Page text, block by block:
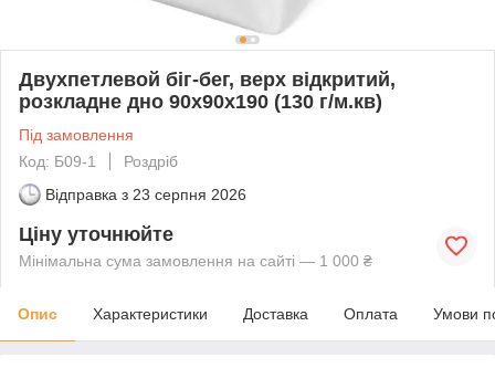
Двухпетлевой біг-бег, верх відкритий,
розкладне дно 90х90х190 (130 г/м.кв)
Під замовлення
Код: Б09-1
Роздріб
Відправка з 23 серпня 2026
Ціну уточнюйте
Мінімальна сума замовлення на сайті — 1 000 ₴
Опис Характеристики Доставка Оплата Умови